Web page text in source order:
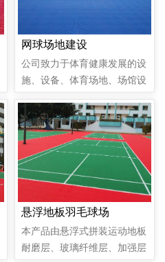
网球场地建设
公司致力于体育健康发展的设
施、设备、体育场地、场馆设
胶等相关的设计、研发、销
售、策划为一体的方案解决现
代化公司。
悬浮地板羽毛球场
本产品由悬浮式拼装运动地板
耐磨层、玻璃纤维层、加强层